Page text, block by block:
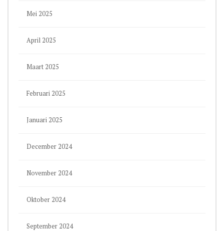
Mei 2025
April 2025
Maart 2025
Februari 2025
Januari 2025
December 2024
November 2024
Oktober 2024
September 2024